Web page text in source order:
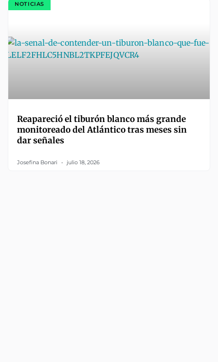
NOTICIAS
Reapareció el tiburón blanco más grande
monitoreado del Atlántico tras meses sin
dar señales
Josefina Bonari julio 18, 2026